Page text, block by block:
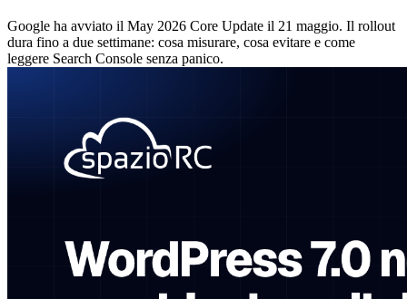
Google ha avviato il May 2026 Core Update il 21 maggio. Il rollout
dura fino a due settimane: cosa misurare, cosa evitare e come
leggere Search Console senza panico.